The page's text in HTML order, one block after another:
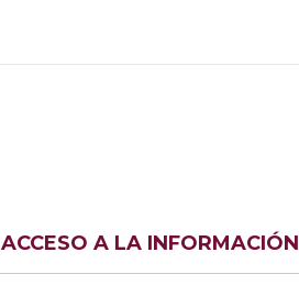
ACCESO A LA INFORMACIÓN